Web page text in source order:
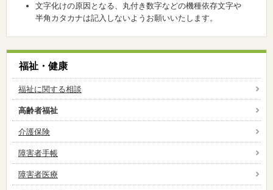
文字化けの原因となる、丸付き数字などの機種依存文字や
半角カタカナは記入しないようお願いいたします。
福祉・健康
福祉に関する相談
高齢者福祉
介護保険
障害者手帳
障害者医療